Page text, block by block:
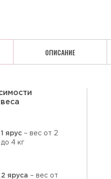
ОПИСАНИЕ
1 ярус – вес от 2
до 4 кг
2 яруса – вес от